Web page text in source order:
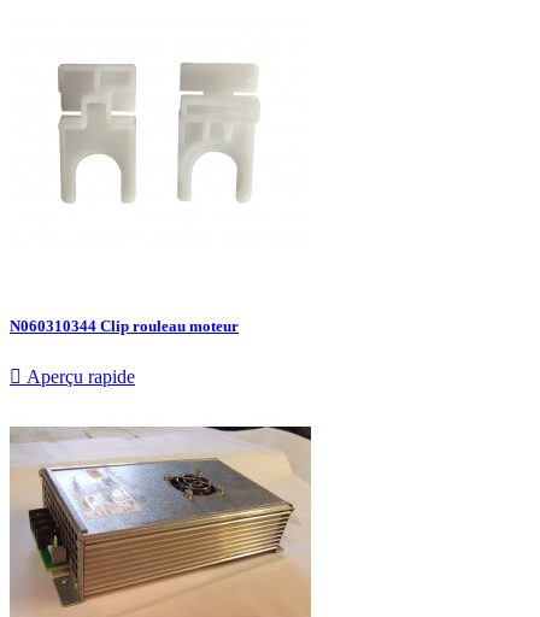
N060310344 Clip rouleau moteur
 Aperçu rapide